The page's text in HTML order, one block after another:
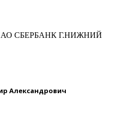
СБЕРБАНК Г.НИЖНИЙ
Александрович